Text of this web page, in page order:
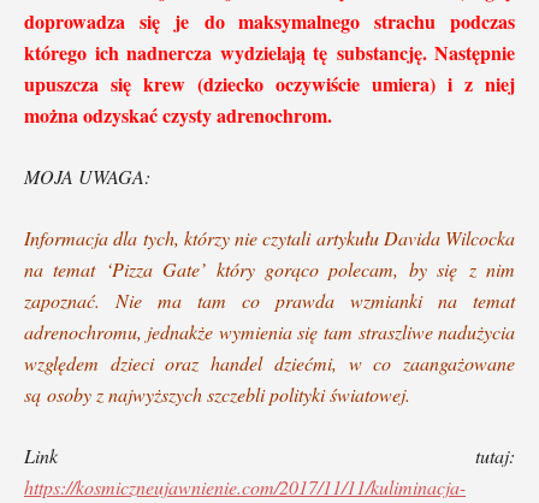
doprowadza się je do maksymalnego strachu podczas
którego ich nadnercza wydzielają tę substancję. Następnie
upuszcza się krew (dziecko oczywiście umiera) i z niej
można odzyskać czysty adrenochrom.
MOJA UWAGA:
Informacja dla tych, którzy nie czytali artykułu Davida Wilcocka
na temat ‘Pizza Gate’ który gorąco polecam, by się z nim
zapoznać. Nie ma tam co prawda wzmianki na temat
adrenochromu, jednakże wymienia się tam straszliwe nadużycia
względem dzieci oraz handel dziećmi, w co zaangażowane
są osoby z najwyższych szczebli polityki światowej.
Link tutaj:
https://kosmiczneujawnienie.com/2017/11/11/kuliminacja-